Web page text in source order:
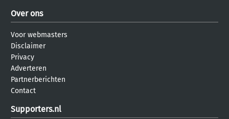
Over ons
Voor webmasters
Disclaimer
Privacy
Adverteren
Partnerberichten
Contact
Supporters.nl